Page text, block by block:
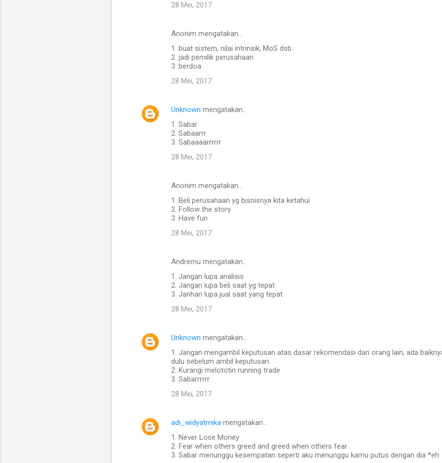
28 Mei, 2017
Anonim mengatakan…
1. buat sistem, nilai intrinsik, MoS dsb.
2. jadi pemilik perusahaan
3. berdoa
28 Mei, 2017
Unknown mengatakan…
1. Sabar
2. Sabaarrr
3. Sabaaaarrrrrr
28 Mei, 2017
Anonim mengatakan…
1. Beli perusahaan yg bisnisnya kita ketahui
2. Follow the story
3. Have fun
28 Mei, 2017
Andremu mengatakan…
1. Jangan lupa analisis
2. Jangan lupa beli saat yg tepat
3. Janhan lupa jual saat yang tepat
28 Mei, 2017
Unknown mengatakan…
1. Jangan mengambil keputusan atas dasar rekomendasi dari orang lain, ada
dulu sebelum ambil keputusan.
2. Kurangi melototin running trade
3. Sabarrrrrr
28 Mei, 2017
adi_widyatmika mengatakan…
1. Never Lose Money
2. Fear when others greed and greed when others fear
3. Sabar menunggu kesempatan seperti aku menunggu kamu putus dengan dia *eh